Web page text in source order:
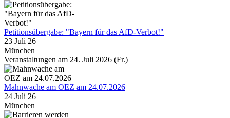
Petitionsübergabe: "Bayern für das AfD-Verbot!"
23 Juli 26
München
Veranstaltungen am 24. Juli 2026 (Fr.)
Mahnwache am OEZ am 24.07.2026
24 Juli 26
München